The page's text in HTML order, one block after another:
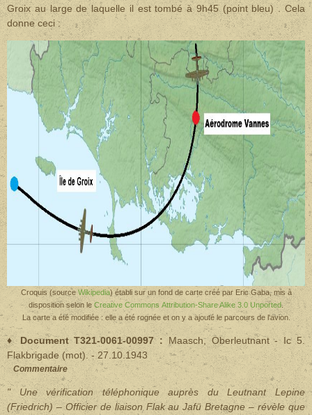
Groix au large de laquelle il est tombé à 9h45 (point bleu) . Cela
donne ceci :
Croquis (sourceWikipedia) établi sur un fond de carte créé par Eric Gaba, mis à
disposition selon le Creative Commons Attribution-Share Alike 3.0 Unported.
La carte a été modifiée : elle a été rognée et on y a ajouté le parcours de l'avion.
♦ Document T321-0061-00997 : Maasch, Oberleutnant - Ic 5.
Flakbrigade (mot). - 27.10.1943
Commentaire
" Une vérification téléphonique auprès du Leutnant Lepine
(Friedrich) – Officier de liaison Flak au Jafü Bretagne – révèle que